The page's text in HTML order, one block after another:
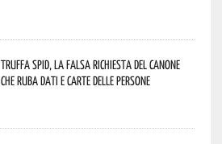
Truffa Spid, la falsa richiesta del canone
che ruba dati e carte delle persone